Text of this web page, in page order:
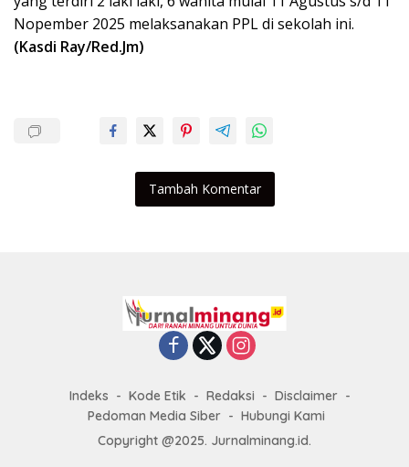
Nopember 2025 melaksanakan PPL di sekolah ini.
(Kasdi Ray/Red.Jm)
Tambah Komentar
Indeks Kode Etik Redaksi
Disclaimer
Pedoman Media Siber
Hubungi Kami
Copyright @2025. Jurnalminang.id.